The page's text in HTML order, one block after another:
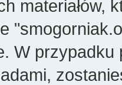
materiałów,
W